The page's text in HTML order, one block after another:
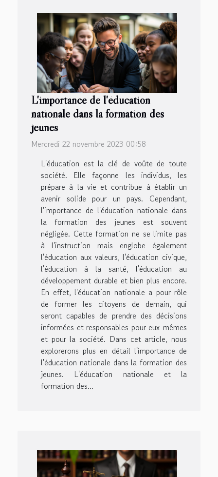
L'importance de l'éducation
nationale dans la formation des
jeunes
Mercredi 22 novembre 2023 00:58
L'éducation est la clé de voûte de toute
société. Elle façonne les individus, les
prépare à la vie et contribue à établir un
avenir solide pour un pays. Cependant,
l'importance de l'éducation nationale dans
la formation des jeunes est souvent
négligée. Cette formation ne se limite pas
à l'instruction mais englobe également
l'éducation aux valeurs, l'éducation civique,
l'éducation à la santé, l'éducation au
développement durable et bien plus encore.
En effet, l'éducation nationale a pour rôle
de former les citoyens de demain, qui
seront capables de prendre des décisions
informées et responsables pour eux-mêmes
et pour la société. Dans cet article, nous
explorerons plus en détail l'importance de
l'éducation nationale dans la formation des
jeunes. L'éducation nationale et la
formation des...